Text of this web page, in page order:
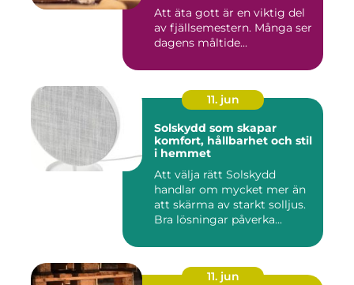
Att äta gott är en viktig del
av fjällsemestern. Många ser
dagens måltide...
11. jun
Solskydd som skapar
komfort, hållbarhet och stil
i hemmet
Att välja rätt Solskydd
handlar om mycket mer än
att skärma av starkt solljus.
Bra lösningar påverka...
11. jun